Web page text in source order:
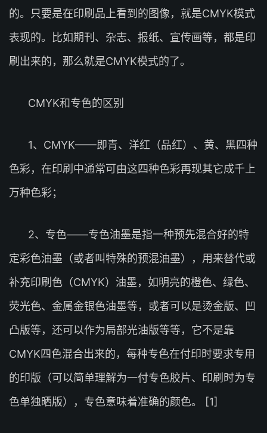
的。只要是在印刷品上看到的图像，就是CMYK模式
表现的。比如期刊、杂志、报纸、宣传画等，都是印
刷出来的，那么就是CMYK模式的了。
CMYK和专色的区别
1、CMYK——即青、洋红（品红）、黄、黑四种
色彩，在印刷中通常可由这四种色彩再现其它成千上
万种色彩；
2、专色——专色油墨是指一种预先混合好的特
定彩色油墨（或者叫特殊的预混油墨），用来替代或
补充印刷色（CMYK）油墨，如明亮的橙色、绿色、
荧光色、金属金银色油墨等，或者可以是烫金版、凹
凸版等，还可以作为局部光油版等等，它不是靠
CMYK四色混合出来的，每种专色在付印时要求专用
的印版（可以简单理解为一付专色胶片、印刷时为专
色单独晒版），专色意味着准确的颜色。 [1]